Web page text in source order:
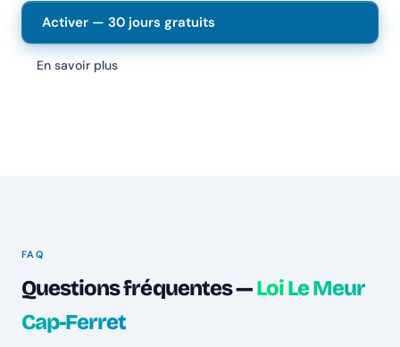
Activer — 30 jours gratuits
En savoir plus
FAQ
Questions fréquentes —Loi Le Meur
Cap-Ferret